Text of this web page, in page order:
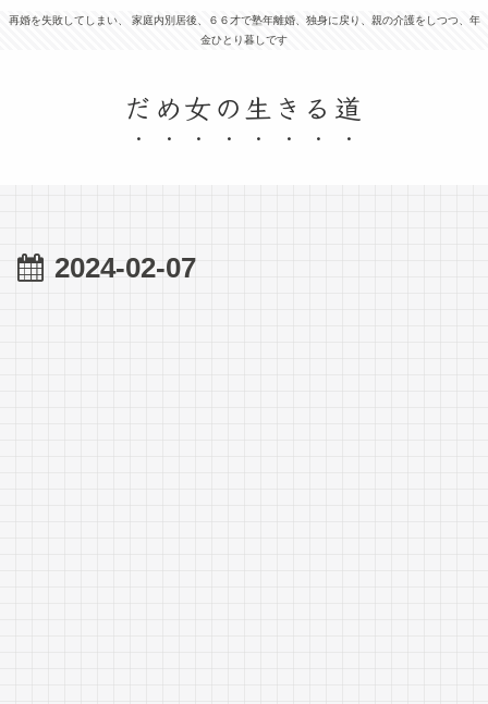
再婚を失敗してしまい、 家庭内別居後、６６才で塾年離婚、独身に戻り、親の介護をしつつ、年
金ひとり暮しです
だめ女の生きる道
2024-02-07